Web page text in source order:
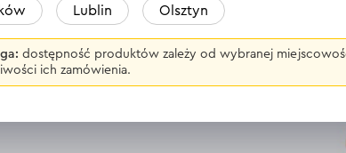
Lublin Olsztyn
dostępność produktów zależy od wybranej
ich zamówienia.